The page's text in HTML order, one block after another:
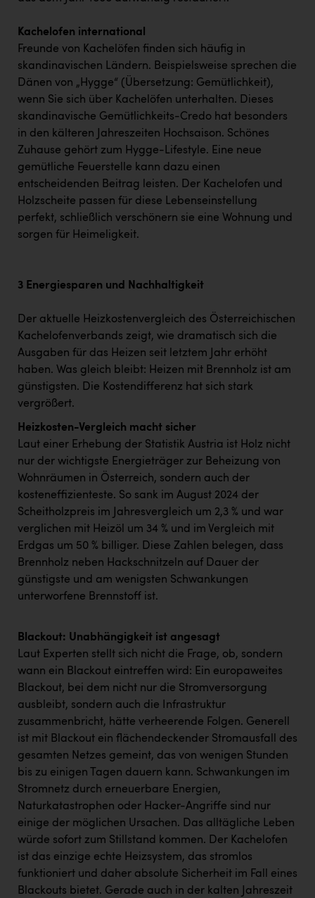
Kachelofen international
Freunde von Kachelöfen finden sich häufig in
skandinavischen Ländern. Beispielsweise sprechen die
Dänen von „Hygge“ (Übersetzung: Gemütlichkeit),
wenn Sie sich über Kachelöfen unterhalten. Dieses
skandinavische Gemütlichkeits-Credo hat besonders
in den kälteren Jahreszeiten Hochsaison. Schönes
Zuhause gehört zum Hygge-Lifestyle. Eine neue
gemütliche Feuerstelle kann dazu einen
entscheidenden Beitrag leisten. Der Kachelofen und
Holzscheite passen für diese Lebenseinstellung
perfekt, schließlich verschönern sie eine Wohnung und
sorgen für Heimeligkeit.
3 Energiesparen und Nachhaltigkeit
Der aktuelle Heizkostenvergleich des Österreichischen
Kachelofenverbands zeigt, wie dramatisch sich die
Ausgaben für das Heizen seit letztem Jahr erhöht
haben. Was gleich bleibt: Heizen mit Brennholz ist am
günstigsten. Die Kostendifferenz hat sich stark
vergrößert.
Heizkosten-Vergleich macht sicher
Laut einer Erhebung der Statistik Austria ist Holz nicht
nur der wichtigste Energieträger zur Beheizung von
Wohnräumen in Österreich, sondern auch der
kosteneffizienteste. So sank im August 2024 der
Scheitholzpreis im Jahresvergleich um 2,3 % und war
verglichen mit Heizöl um 34 % und im Vergleich mit
Erdgas um 50 % billiger. Diese Zahlen belegen, dass
Brennholz neben Hackschnitzeln auf Dauer der
günstigste und am wenigsten Schwankungen
unterworfene Brennstoff ist.
Blackout: Unabhängigkeit ist angesagt
Laut Experten stellt sich nicht die Frage, ob, sondern
wann ein Blackout eintreffen wird: Ein europaweites
Blackout, bei dem nicht nur die Stromversorgung
ausbleibt, sondern auch die Infrastruktur
zusammenbricht, hätte verheerende Folgen. Generell
ist mit Blackout ein flächendeckender Stromausfall des
gesamten Netzes gemeint, das von wenigen Stunden
bis zu einigen Tagen dauern kann. Schwankungen im
Stromnetz durch erneuerbare Energien,
Naturkatastrophen oder Hacker-Angriffe sind nur
einige der möglichen Ursachen. Das alltägliche Leben
würde sofort zum Stillstand kommen. Der Kachelofen
ist das einzige echte Heizsystem, das stromlos
funktioniert und daher absolute Sicherheit im Fall eines
Blackouts bietet. Gerade auch in der kalten Jahreszeit